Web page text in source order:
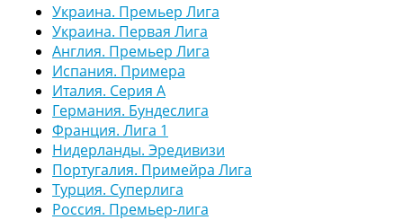
Украина. Премьер Лига
Украина. Первая Лига
Англия. Премьер Лига
Испания. Примера
Италия. Серия А
Германия. Бундеслига
Франция. Лига 1
Нидерланды. Эредивизи
Португалия. Примейра Лига
Турция. Суперлига
Россия. Премьер-лига